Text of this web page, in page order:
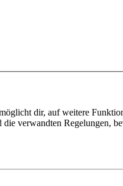
dir, auf weitere
verwandten Regelungen,